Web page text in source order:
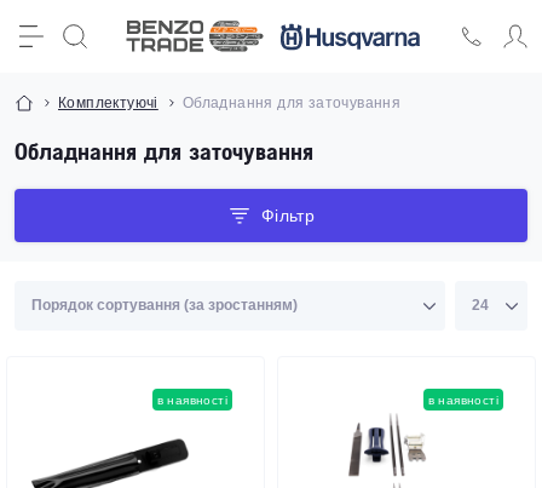
Комплектуючі Обладнання для заточування
Обладнання для заточування
Фільтр
в наявності в наявності